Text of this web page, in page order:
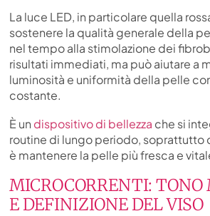
La luce LED, in particolare quella
sostenere la qualità generale della
nel tempo alla stimolazione dei
risultati immediati, ma può aiutare a
luminosità e uniformità della pelle
costante.
È un dispositivo di bellezza che si
routine di lungo periodo, soprattutto
è mantenere la pelle più fresca e
MICROCORRENTI: TONO
E DEFINIZIONE DEL VISO